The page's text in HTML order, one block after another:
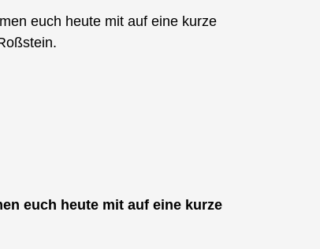
euch heute mit auf eine kurze
euch heute mit auf eine kurze